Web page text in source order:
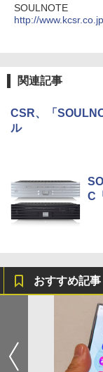
SOULNOTE
http://
関連記事
CSR、「
ル
C
おすすめ記事